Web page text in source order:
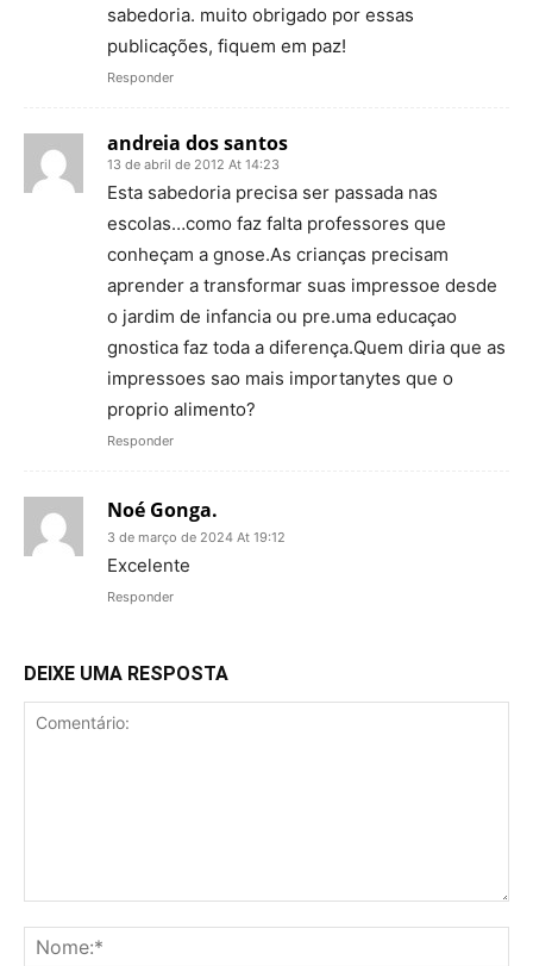
sabedoria. muito obrigado por essas
publicações, fiquem em paz!
Responder
andreia dos santos
13 de abril de 2012 At 14:23
Esta sabedoria precisa ser passada nas
escolas…como faz falta professores que
conheçam a gnose.As crianças precisam
aprender a transformar suas impressoe desde
o jardim de infancia ou pre.uma educaçao
gnostica faz toda a diferença.Quem diria que as
impressoes sao mais importanytes que o
proprio alimento?
Responder
Noé Gonga.
3 de março de 2024 At 19:12
Excelente
Responder
DEIXE UMA RESPOSTA